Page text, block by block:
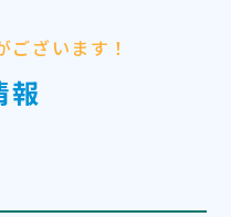
ございます！
報